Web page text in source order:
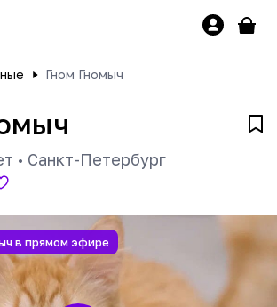
Гном Гномыч
• Санкт-Петербург
в прямом эфире